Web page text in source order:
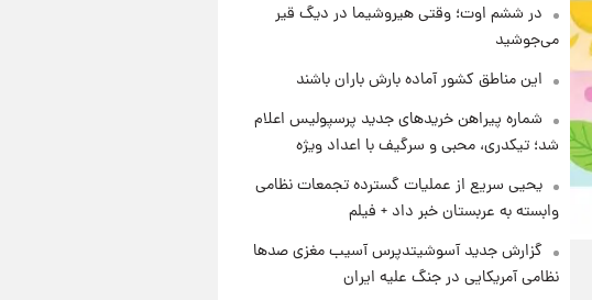
در ششم اوت؛ وقتی هیروشیما در دیگ قیر
می‌جوشید
این مناطق کشور آماده بارش باران باشند
شماره پیراهن خریدهای جدید پرسپولیس اعلام
شد؛ تیکدری، محبی و سرگیف با اعداد ویژه
یحیی سریع از عملیات گسترده تجمعات نظامی
وابسته به عربستان خبر داد + فیلم
گزارش جدید آسوشیتدپرس آسیب مغزی صدها
نظامی آمریکایی در جنگ علیه ایران